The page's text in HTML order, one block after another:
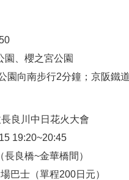
園、櫻之宮公園
園向南步行2分鐘；京阪鐵
良川中日花火大會
19:20~20:45
良橋~金華橋間）
巴士（單程200日元）